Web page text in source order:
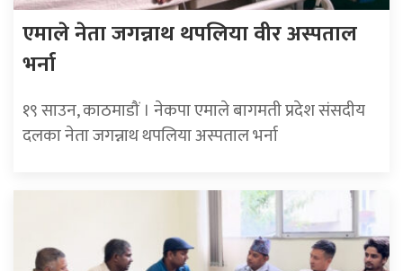
एमाले नेता जगन्नाथ थपलिया वीर अस्पताल
भर्ना
१९ साउन, काठमाडौं । नेकपा एमाले बागमती प्रदेश संसदीय
दलका नेता जगन्नाथ थपलिया अस्पताल भर्ना